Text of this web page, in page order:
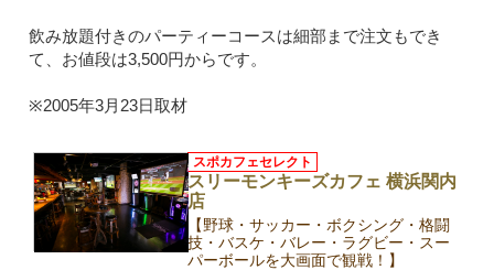
飲み放題付きのパーティーコースは細部まで注文もでき
て、お値段は3,500円からです。
※2005年3月23日取材
スリーモンキーズカフェ 横浜関内
店
スポカフェセレクト
【野球・サッカー・ボクシング・格闘
技・バスケ・バレー・ラグビー・スー
パーボールを大画面で観戦！】